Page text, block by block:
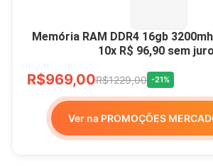
Memória RAM DDR4 16gb
10x R$ 96,90 sem
R$969,00R$1229,00 -21%
Ver na PROMOÇÕES